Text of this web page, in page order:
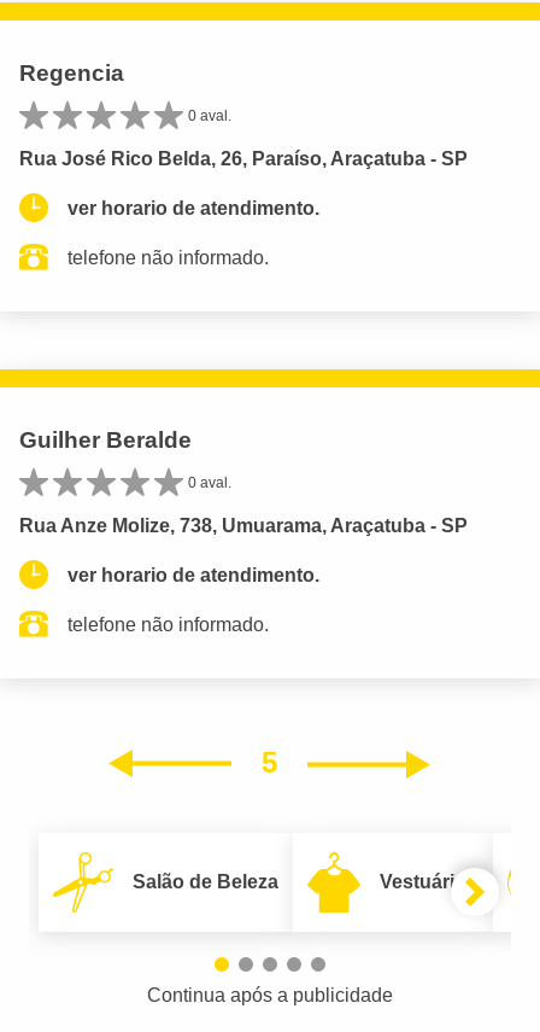
Regencia
0 aval.
Rua José Rico Belda, 26, Paraíso, Araçatuba - SP
ver horario de atendimento.
telefone não informado.
Guilher Beralde
0 aval.
Rua Anze Molize, 738, Umuarama, Araçatuba - SP
ver horario de atendimento.
telefone não informado.
5
Salão de Beleza Vestuário
Continua após a publicidade